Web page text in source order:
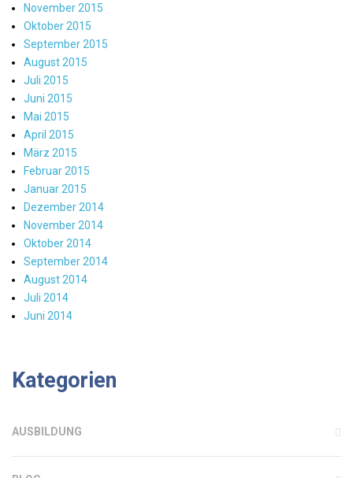
November 2015
Oktober 2015
September 2015
August 2015
Juli 2015
Juni 2015
Mai 2015
April 2015
März 2015
Februar 2015
Januar 2015
Dezember 2014
November 2014
Oktober 2014
September 2014
August 2014
Juli 2014
Juni 2014
Kategorien
AUSBILDUNG